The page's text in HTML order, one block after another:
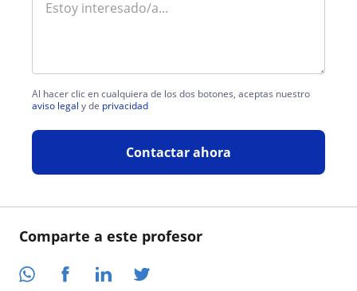
Comparte a este profesor
Al hacer clic en cualquiera de los dos botones, aceptas nuestro
aviso legal y de privacidad
Contactar ahora